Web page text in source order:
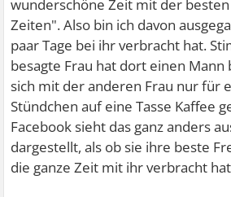
wunderschöne Zeit mit der
Zeiten". Also bin ich davon
paar Tage bei ihr verbracht hat.
besagte Frau hat dort einen Mann
sich mit der anderen Frau nur für
Stündchen auf eine Tasse Kaffee
Facebook sieht das ganz anders
dargestellt, als ob sie ihre beste
die ganze Zeit mit ihr verbracht